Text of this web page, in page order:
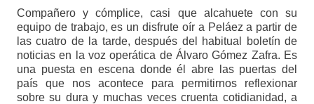
Compañero y cómplice, casi que alcahuete con su
equipo de trabajo, es un disfrute oír a Peláez a partir de
las cuatro de la tarde, después del habitual boletín de
noticias en la voz operática de Álvaro Gómez Zafra. Es
una puesta en escena donde él abre las puertas del
país que nos acontece para permitirnos reflexionar
sobre su dura y muchas veces cruenta cotidianidad, a